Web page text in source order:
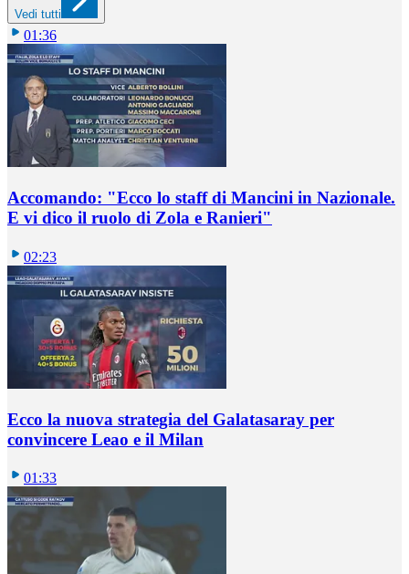
Vedi tutti
01:36
Accomando: "Ecco lo staff di Mancini in Nazionale.
E vi dico il ruolo di Zola e Ranieri"
02:23
Ecco la nuova strategia del Galatasaray per
convincere Leao e il Milan
01:33